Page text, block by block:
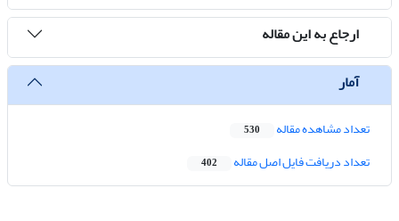
ارجاع به این مقاله
آمار
تعداد مشاهده مقاله 530
تعداد دریافت فایل اصل مقاله 402